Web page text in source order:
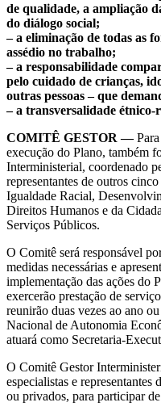
de qualidade, a ampliação
do diálogo social;
– a eliminação de todas as
assédio no trabalho;
– a responsabilidade
pelo cuidado de crianças,
outras pessoas – que
– a transversalidade
COMITÊ GESTOR —Para
execução do Plano, também
Interministerial, coordenado
representantes de outros
Igualdade Racial,
Direitos Humanos e da
Serviços Públicos.
O Comitê será responsável
medidas necessárias e
implementação das ações do
exercerão prestação de
reunirão duas vezes ao ano
Nacional de Autonomia
atuará como Secretaria-
O Comitê Gestor
especialistas e representantes
ou privados, para participar